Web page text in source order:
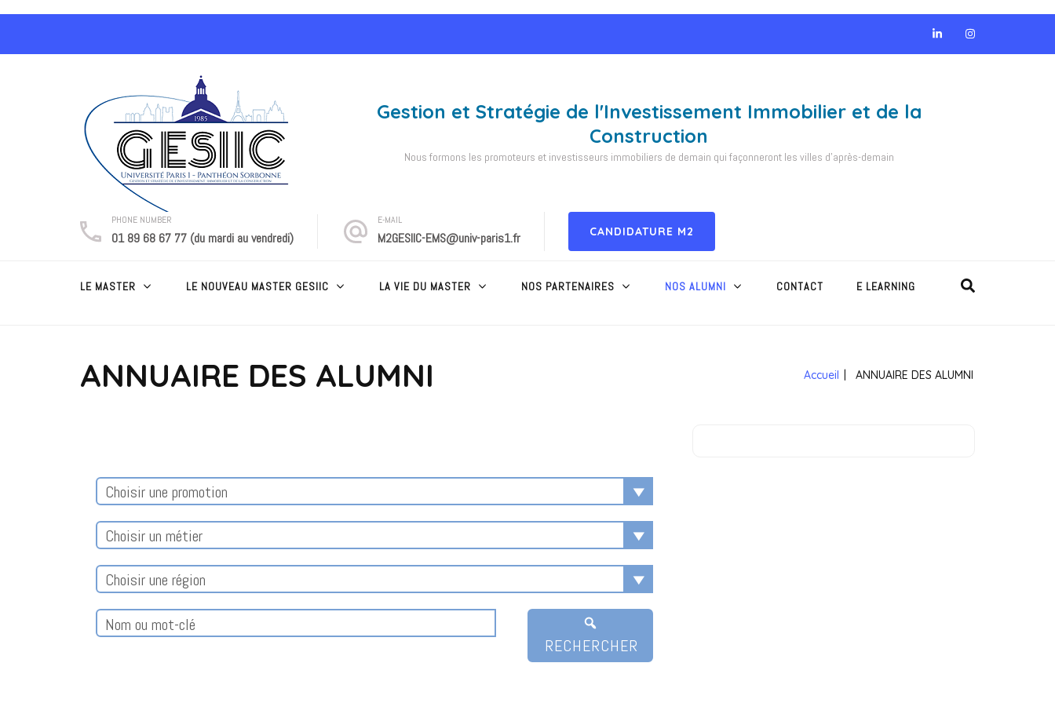
Aller
contenu
Gestion et Stratégie de l'Investissement Immobilier et de la
Construction
Nous formons les promoteurs et investisseurs immobiliers de demain qui façonneront les villes d'après-demain
PHONE NUMBER
01 89 68 67 77 (du mardi au vendredi)
E-MAIL
M2GESIIC-EMS@univ-paris1.fr CANDIDATURE M2
LE MASTER LE NOUVEAU MASTER GESIIC LA VIE DU MASTER NOS PARTENAIRES NOS ALUMNI CONTACT E LEARNING
ANNUAIRE DES ALUMNI Accueil ANNUAIRE DES ALUMNI
Choisir une promotion
Choisir un métier
Choisir une région
RECHERCHER